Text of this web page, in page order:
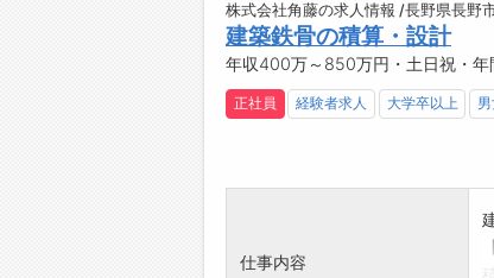
株式会社角藤の求人情報 /長野県長野
建築鉄骨の積算・設計
年収400万～850万円・土日祝・年
正社員 経験者求人 大学卒以上
仕事内容